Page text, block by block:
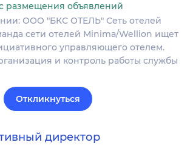
размещения объявлений
ООО "БКС ОТЕЛЬ" Сеть отелей
сети отелей Minima/Wellion ищет
управляющего отелем.
и контроль работы службы
Откликнуться
директор